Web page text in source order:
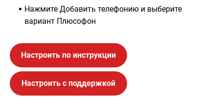
Нажмите Добавить телефонию и выберите
вариант Плюсофон
Настроить по инструкции
Настроить с поддержкой